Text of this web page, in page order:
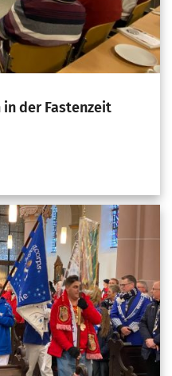
der Fastenzeit